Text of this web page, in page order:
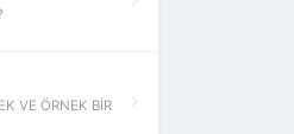
VE ÖRNEK BİR